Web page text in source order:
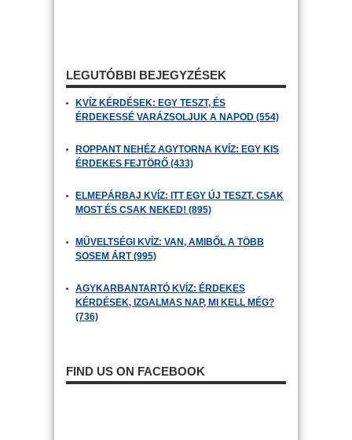
LEGUTÓBBI BEJEGYZÉSEK
KVÍZ KÉRDÉSEK: EGY TESZT, ÉS
ÉRDEKESSÉ VARÁZSOLJUK A NAPOD (554)
ROPPANT NEHÉZ AGYTORNA KVÍZ: EGY KIS
ÉRDEKES FEJTÖRŐ (433)
ELMEPÁRBAJ KVÍZ: ITT EGY ÚJ TESZT. CSAK
MOST ÉS CSAK NEKED! (895)
MŰVELTSÉGI KVÍZ: VAN, AMIBŐL A TÖBB
SOSEM ÁRT (995)
AGYKARBANTARTÓ KVÍZ: ÉRDEKES
KÉRDÉSEK, IZGALMAS NAP, MI KELL MÉG?
(736)
FIND US ON FACEBOOK